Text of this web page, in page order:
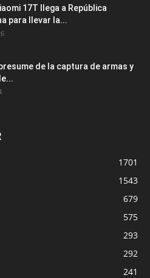
17T llega a República
para llevar la...
presume de la captura de armas y
1701
1543
679
575
293
292
241